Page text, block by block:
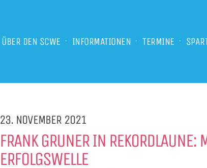
ÜBER DEN SCWE INFORMATIONEN TERMINE
23. NOVEMBER 2021
FRANK GRUNER IN REKORDLAUNE:
ERFOLGSWELLE